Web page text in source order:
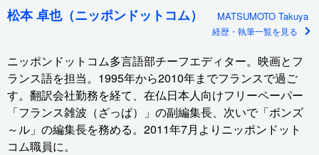
松本 卓也（ニッポンドットコム） MATSUMOTO Takuya
経歴・執筆一覧を見る
ニッポンドットコム多言語部チーフエディター。映画とフ
ランス語を担当。1995年から2010年までフランスで過ご
す。翻訳会社勤務を経て、在仏日本人向けフリーペーパー
「フランス雑波（ざっぱ）」の副編集長、次いで「ボンズ
～ル」の編集長を務める。2011年7月よりニッポンドット
コム職員に。